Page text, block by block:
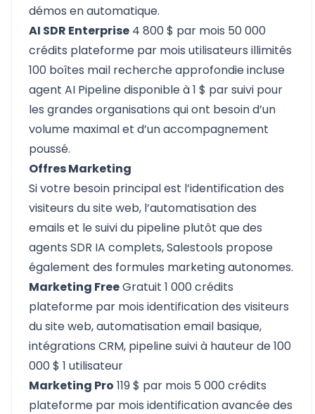
démos en automatique.
AI SDR Enterprise 4 800 $ par mois 50 000
crédits plateforme par mois utilisateurs illimités
100 boîtes mail recherche approfondie incluse
agent AI Pipeline disponible à 1 $ par suivi pour
les grandes organisations qui ont besoin d’un
volume maximal et d’un accompagnement
poussé.
Offres Marketing
Si votre besoin principal est l’identification des
visiteurs du site web, l’automatisation des
emails et le suivi du pipeline plutôt que des
agents SDR IA complets, Salestools propose
également des formules marketing autonomes.
Marketing FreeGratuit 1 000 crédits
plateforme par mois identification des visiteurs
du site web, automatisation email basique,
intégrations CRM, pipeline suivi à hauteur de 100
000 $ 1 utilisateur
Marketing Pro 119 $ par mois 5 000 crédits
plateforme par mois identification avancée des